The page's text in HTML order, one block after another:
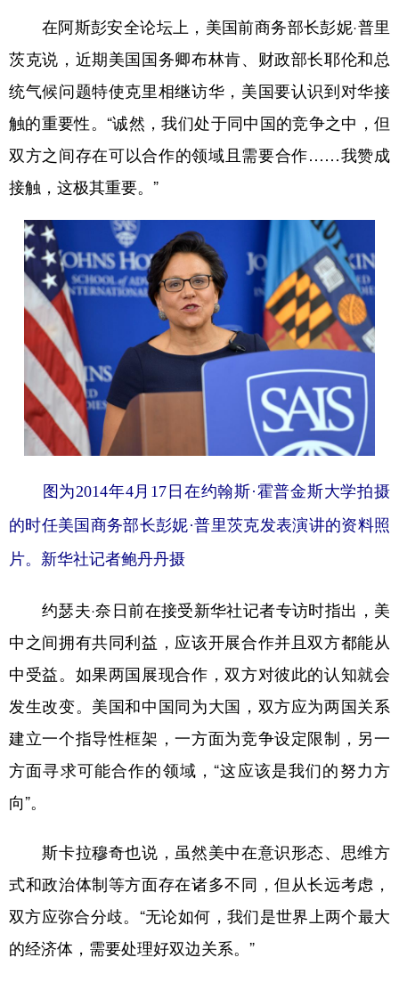
在阿斯彭安全论坛上，美国前商务部长彭妮·普里
茨克说，近期美国国务卿布林肯、财政部长耶伦和总
统气候问题特使克里相继访华，美国要认识到对华接
触的重要性。“诚然，我们处于同中国的竞争之中，但
双方之间存在可以合作的领域且需要合作……我赞成
接触，这极其重要。”
图为2014年4月17日在约翰斯·霍普金斯大学拍摄
的时任美国商务部长彭妮·普里茨克发表演讲的资料照
片。 新华社记者鲍丹丹摄
约瑟夫·奈日前在接受新华社记者专访时指出，美
中之间拥有共同利益，应该开展合作并且双方都能从
中受益。如果两国展现合作，双方对彼此的认知就会
发生改变。美国和中国同为大国，双方应为两国关系
建立一个指导性框架，一方面为竞争设定限制，另一
方面寻求可能合作的领域，“这应该是我们的努力方
向”。
斯卡拉穆奇也说，虽然美中在意识形态、思维方
式和政治体制等方面存在诸多不同，但从长远考虑，
双方应弥合分歧。“无论如何，我们是世界上两个最大
的经济体，需要处理好双边关系。”